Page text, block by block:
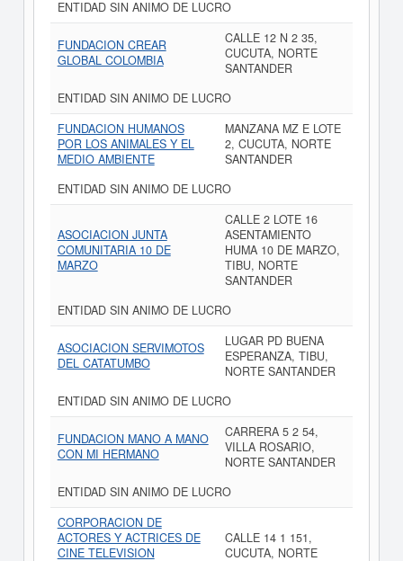
ENTIDAD SIN ANIMO DE LUCRO
FUNDACION CREAR
GLOBAL COLOMBIA
CALLE 12 N 2 35,
CUCUTA, NORTE
SANTANDER
ENTIDAD SIN ANIMO DE LUCRO
FUNDACION HUMANOS
POR LOS ANIMALES Y EL
MEDIO AMBIENTE
MANZANA MZ E LOTE
2, CUCUTA, NORTE
SANTANDER
ENTIDAD SIN ANIMO DE LUCRO
ASOCIACION JUNTA
COMUNITARIA 10 DE
MARZO
CALLE 2 LOTE 16
ASENTAMIENTO
HUMA 10 DE MARZO,
TIBU, NORTE
SANTANDER
ENTIDAD SIN ANIMO DE LUCRO
ASOCIACION SERVIMOTOS
DEL CATATUMBO
LUGAR PD BUENA
ESPERANZA, TIBU,
NORTE SANTANDER
ENTIDAD SIN ANIMO DE LUCRO
FUNDACION MANO A MANO
CON MI HERMANO
CARRERA 5 2 54,
VILLA ROSARIO,
NORTE SANTANDER
ENTIDAD SIN ANIMO DE LUCRO
CORPORACION DE
ACTORES Y ACTRICES DE
CINE TELEVISION
CALLE 14 1 151,
CUCUTA, NORTE